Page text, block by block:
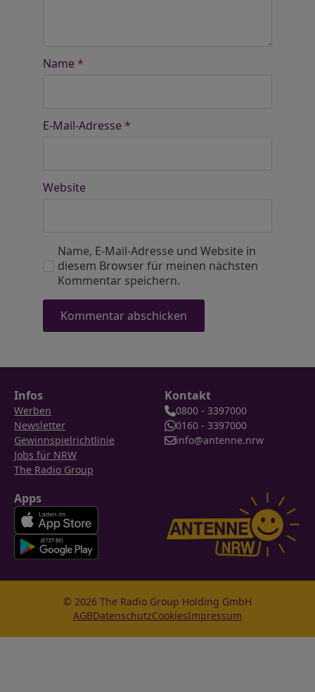
Name *
E-Mail-Adresse *
Website
Name, E-Mail-Adresse und Website in
diesem Browser für meinen nächsten
Kommentar speichern.
Infos
Werben
Newsletter
Gewinnspielrichtlinie
Jobs für NRW
The Radio Group
Kontakt
0800 - 3397000
0160 - 3397000
info@antenne.nrw
Apps
© 2026 The Radio Group Holding GmbH
AGBDatenschutzCookiesImpressum